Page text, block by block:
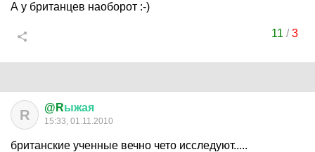
А у британцев наоборот :-)
11 /3
R @Rыжая
15:33, 01.11.2010
британские ученные вечно чето исследуют.....